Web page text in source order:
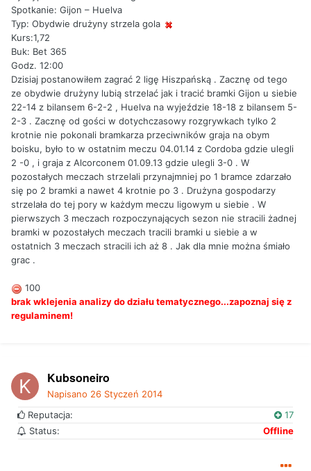
Spotkanie: Gijon – Huelva
Typ: Obydwie drużyny strzela gola
Kurs:1,72
Buk: Bet 365
Godz. 12:00
Dzisiaj postanowiłem zagrać 2 ligę Hiszpańską . Zacznę od tego
ze obydwie drużyny lubią strzelać jak i tracić bramki Gijon u siebie
22-14 z bilansem 6-2-2 , Huelva na wyjeździe 18-18 z bilansem 5-
2-3 . Zacznę od gości w dotychczasowy rozgrywkach tylko 2
krotnie nie pokonali bramkarza przeciwników graja na obym
boisku, było to w ostatnim meczu 04.01.14 z Cordoba gdzie ulegli
2 -0 , i graja z Alcorconem 01.09.13 gdzie ulegli 3-0 . W
pozostałych meczach strzelali przynajmniej po 1 bramce zdarzało
się po 2 bramki a nawet 4 krotnie po 3 . Drużyna gospodarzy
strzelała do tej pory w każdym meczu ligowym u siebie . W
pierwszych 3 meczach rozpoczynających sezon nie stracili żadnej
bramki w pozostałych meczach tracili bramki u siebie a w
ostatnich 3 meczach stracili ich aż 8 . Jak dla mnie można śmiało
grac .
100
brak wklejenia analizy do działu tematycznego...zapoznaj się z
regulaminem!
Kubsoneiro
Napisano 26 Styczeń 2014
Reputacja:
17
Status:
Offline